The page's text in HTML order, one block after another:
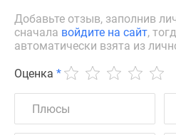
Добавьте отзыв, заполнив
сначала войдите на сайт,
автоматически взята из
Оценка *